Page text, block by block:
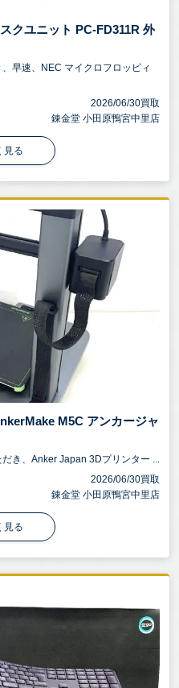
クユニット PC-FD311R 外
早速、NEC マイクロフロッピィ
2026/06/30買取
錬金堂 小田原鴨宮中里店
見る
M5C アンカージャ
き、Anker Japan 3Dプリンター ...
2026/06/30買取
錬金堂 小田原鴨宮中里店
見る